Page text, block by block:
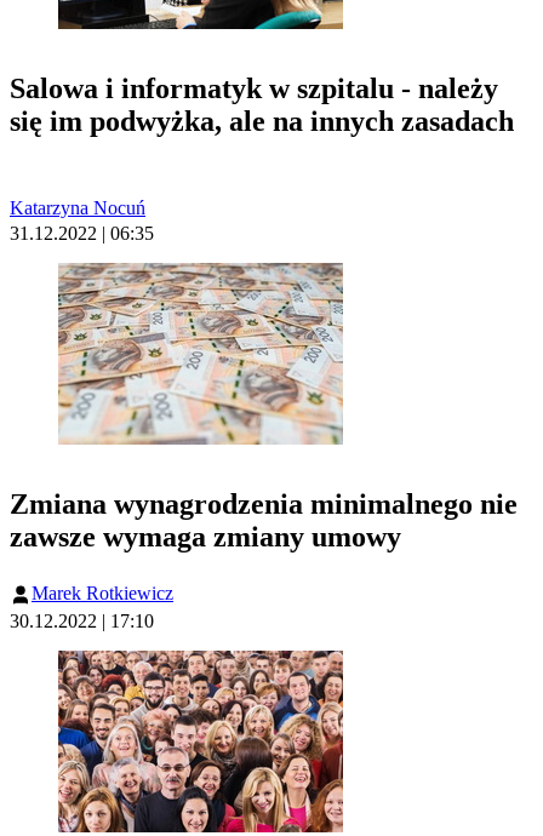
Salowa i informatyk w szpitalu - należy
się im podwyżka, ale na innych zasadach
Katarzyna Nocuń
31.12.2022 | 06:35
Zmiana wynagrodzenia minimalnego nie
zawsze wymaga zmiany umowy
Marek Rotkiewicz
30.12.2022 | 17:10